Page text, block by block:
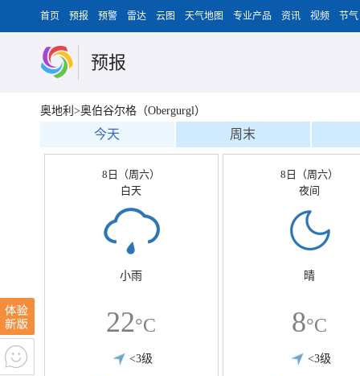
首页 预报 预警 雷达 云图 天气地图 专业产品 资讯 视频 节气
预报
奥地利>奥伯谷尔格（Obergurgl）
今天 周末
8日（周六）
白天
小雨
22°C
<3级
8日（周六）
夜间
晴
8°C
<3级